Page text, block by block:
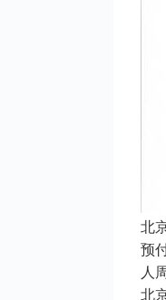
北
预
人
北